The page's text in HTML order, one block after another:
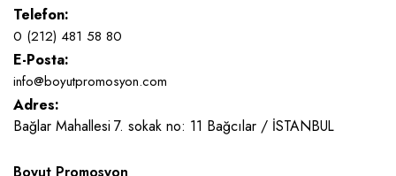
Telefon:
0 (212) 481 58 80
E-Posta:
info@boyutpromosyon.com
Adres:
Bağlar Mahallesi 7. sokak no: 11 Bağcılar / İSTANBUL
Boyut Promosyon